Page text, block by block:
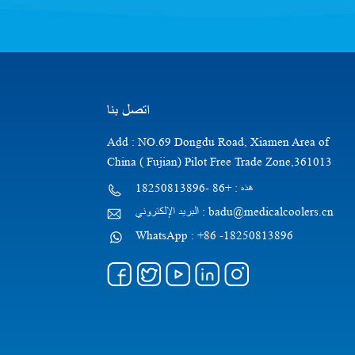
اتصل بنا
Add : NO.69 Dongdu Road, Xiamen Area of
China ( Fujian) Pilot Free Trade Zone,361013
هذه : +86 -18250813896
البريد الإلكتروني : badu@medicalcoolers.cn
WhatsApp : +86 -18250813896